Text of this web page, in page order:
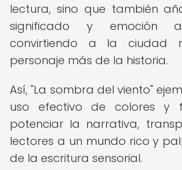
lectura, sino que también
significado y emoción
convirtiendo a la ciudad
personaje más de la historia.
Así, "La sombra del viento"
uso efectivo de colores y
potenciar la narrativa,
lectores a un mundo rico y
de la escritura sensorial.